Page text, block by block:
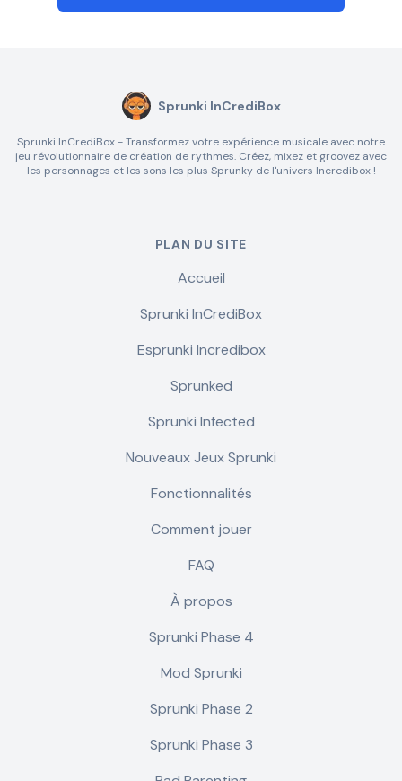
Sprunki InCrediBox
Sprunki InCrediBox - Transformez votre expérience musicale avec notre
jeu révolutionnaire de création de rythmes. Créez, mixez et groovez avec
les personnages et les sons les plus Sprunky de l'univers Incredibox !
PLAN DU SITE
Accueil
Sprunki InCrediBox
Esprunki Incredibox
Sprunked
Sprunki Infected
Nouveaux Jeux Sprunki
Fonctionnalités
Comment jouer
FAQ
À propos
Sprunki Phase 4
Mod Sprunki
Sprunki Phase 2
Sprunki Phase 3